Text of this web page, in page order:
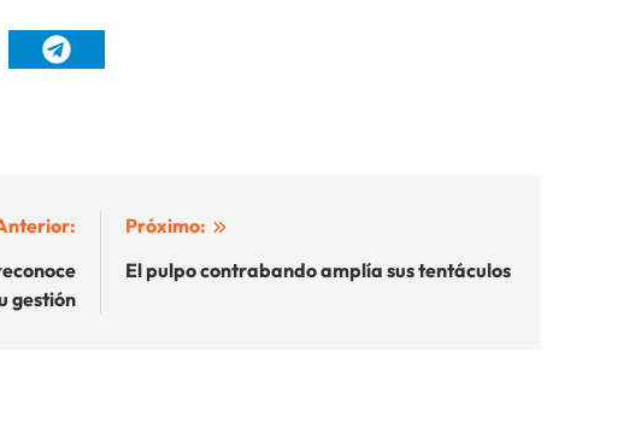
gestión
Próximo:
El pulpo contrabando amplía sus tentáculos